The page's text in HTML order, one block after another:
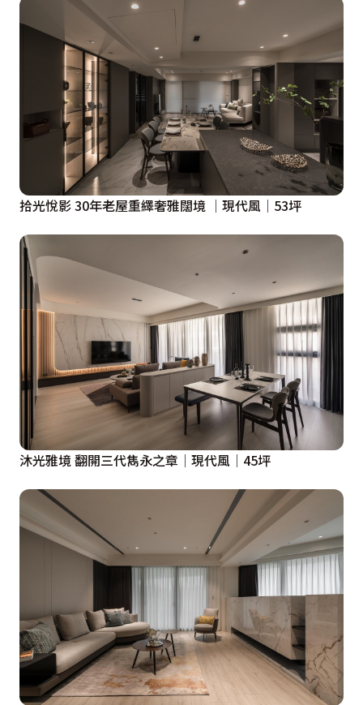
拾光悅影 30年老屋重繹奢雅闊境 │現代風│53坪
沐光雅境 翻開三代雋永之章│現代風│45坪